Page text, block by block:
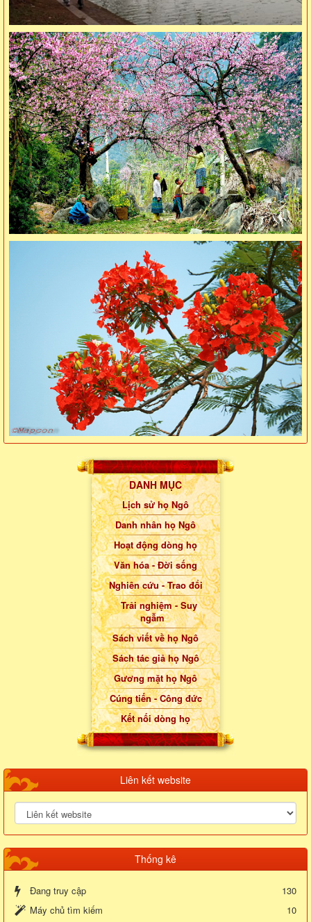
DANH MỤC
Lịch sử họ Ngô
Danh nhân họ Ngô
Hoạt động dòng họ
Văn hóa - Đời sống
Nghiên cứu - Trao đổi
Trải nghiệm - Suy
ngẫm
Sách viết về họ Ngô
Sách tác giả họ Ngô
Gương mặt họ Ngô
Cúng tiến - Công đức
Kết nối dòng họ
Liên kết website
Thống kê
Đang truy cập
130
Máy chủ tìm kiếm
10